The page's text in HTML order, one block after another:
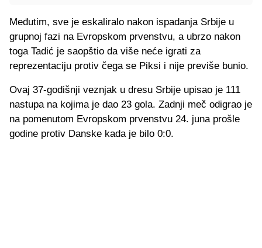
Međutim, sve je eskaliralo nakon ispadanja Srbije u
grupnoj fazi na Evropskom prvenstvu, a ubrzo nakon
toga Tadić je saopštio da više neće igrati za
reprezentaciju protiv čega se Piksi i nije previše bunio.
Ovaj 37-godišnji veznjak u dresu Srbije upisao je 111
nastupa na kojima je dao 23 gola. Zadnji meč odigrao je
na pomenutom Evropskom prvenstvu 24. juna prošle
godine protiv Danske kada je bilo 0:0.